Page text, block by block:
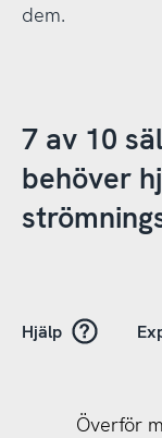
dem.
7 av 10
behöver
Hjälp
Överför